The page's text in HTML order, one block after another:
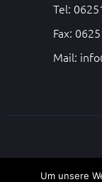
Tel:
Fax:
Mail:
Um unsere